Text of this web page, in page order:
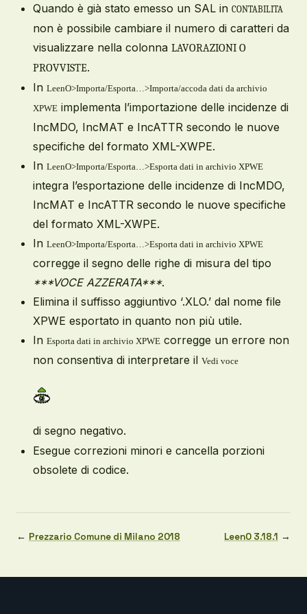
Quando è già stato emesso un SAL in CONTABILITA
non è possibile cambiare il numero di caratteri da
visualizzare nella colonna LAVORAZIONI O
PROVVISTE.
In LeenO>Importa/Esporta…>Importa/accoda dati da archivio
XPWE implementa l’importazione delle incidenze di
IncMDO, IncMAT e IncATTR secondo le nuove
specifiche del formato XML-XWPE.
In LeenO>Importa/Esporta…>Esporta dati in archivio XPWE
integra l’esportazione delle incidenze di IncMDO,
IncMAT e IncATTR secondo le nuove specifiche
del formato XML-XWPE.
In LeenO>Importa/Esporta…>Esporta dati in archivio XPWE
corregge il segno delle righe di misura del tipo
***VOCE AZZERATA***.
Elimina il suffisso aggiuntivo ‘.XLO.’ dal nome file
XPWE esportato in quanto non più utile.
In Esporta dati in archivio XPWE corregge un errore non
non consentiva di interpretare il Vedi voce
di segno negativo.
Esegue correzioni minori e cancella porzioni
obsolete di codice.
← Prezzario Comune di Milano 2018 LeenO 3.18.1 →